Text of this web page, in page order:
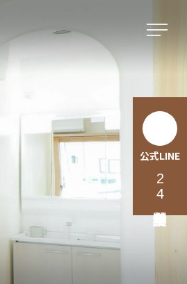
公式LINE
24時間無料相談受付中